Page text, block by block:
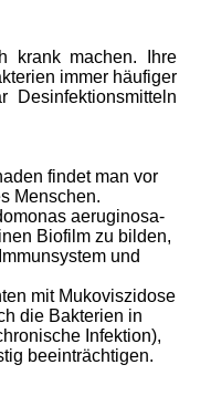
krank machen. Ihre
immer häufiger
findet man vor
Menschen.
aeruginosa-
Biofilm zu bilden,
und
mit Mukoviszidose
die Bakterien in
Infektion),
beeinträchtigen.